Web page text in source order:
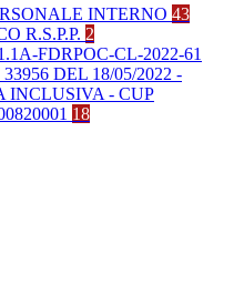
INTERNO 43
R.S.P.P. 2
FDRPOC-CL-2022-61
DEL 18/05/2022 -
INCLUSIVA - CUP
18